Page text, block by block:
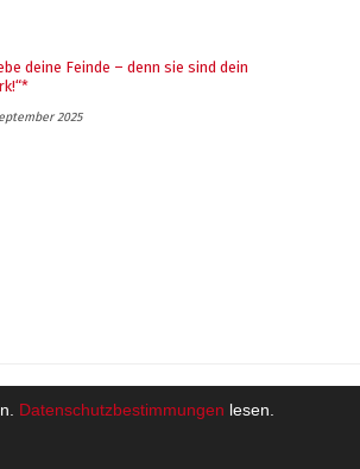
deine Feinde – denn sie sind dein
2025
Datenschutzbestimmungen lesen.